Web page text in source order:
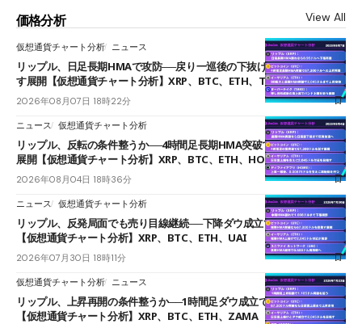
価格分析 View All
仮想通貨チャート分析 ニュース
リップル、日足長期HMAで攻防──戻り一巡後の下抜けで0.95ドルを試
す展開【仮想通貨チャート分析】XRP、BTC、ETH、TAKE
2026年08月07日 18時22分
ニュース 仮想通貨チャート分析
リップル、反転の条件整うか──4時間足長期HMA突破で雲下端を目指す
展開【仮想通貨チャート分析】XRP、BTC、ETH、HOME
2026年08月04日 18時36分
ニュース 仮想通貨チャート分析
リップル、反発局面でも売り目線継続──下降ダウ成立で下値追う展開
【仮想通貨チャート分析】XRP、BTC、ETH、UAI
2026年07月30日 18時11分
仮想通貨チャート分析 ニュース
リップル、上昇再開の条件整うか──1時間足ダウ成立で1.185ドルを狙う
【仮想通貨チャート分析】XRP、BTC、ETH、ZAMA